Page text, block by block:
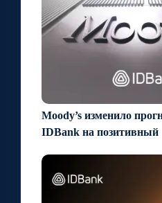
Moody’s изменило
IDBank на позитивный